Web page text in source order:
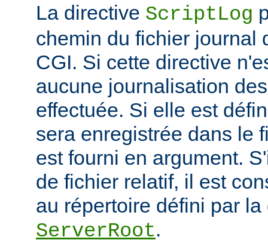
La directive ScriptLog
chemin du fichier journal
CGI. Si cette directive
aucune journalisation
effectuée. Si elle est
sera enregistrée dans le
est fourni en argument.
de fichier relatif, il est
au répertoire défini par la
ServerRoot.